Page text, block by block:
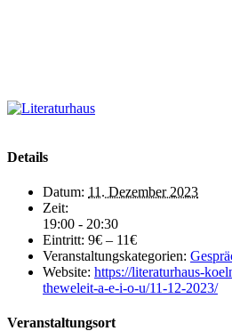
Details
Datum: 11. Dezember 2023
Zeit:
19:00 - 20:30
Eintritt: 9€ – 11€
Veranstaltungskategorien:
Website: https://literaturhaus-
theweleit-a-e-i-o-u/11-12-2023/
Veranstaltungsort